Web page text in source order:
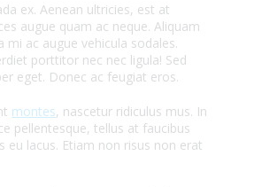
ex. Aenean ultricies, est at
augue quam ac neque. Aliquam
ac augue vehicula sodales.
porttitor nec nec ligula! Sed
eget. Donec ac feugiat eros.
montes, nascetur ridiculus mus. In
pellentesque, tellus at faucibus
lacus. Etiam non risus non erat